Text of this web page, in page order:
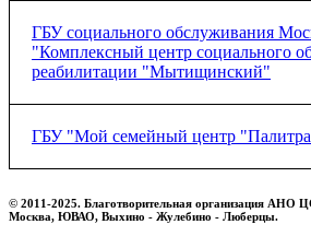
ГБУ социального обслуживания
"Комплексный центр социального
реабилитации "Мытищинский"
ГБУ "Мой семейный центр
Посмотреть договор о
© 2011-2025. Благотворительная организация АНО
Москва, ЮВАО, Выхино - Жулебино - Люберцы.